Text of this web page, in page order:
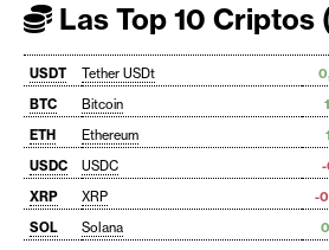
Las Top 10 Criptos
USDT Tether USDt
BTC
Bitcoin
ETH
Ethereum
USDC
USDC
XRP
XRP -
SOL
Solana